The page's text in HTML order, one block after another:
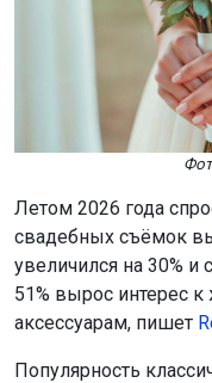
Летом 2026 года
свадебных съёмок
увеличился на 30% и
51% вырос интерес
аксессуарам, пишет
Популярность